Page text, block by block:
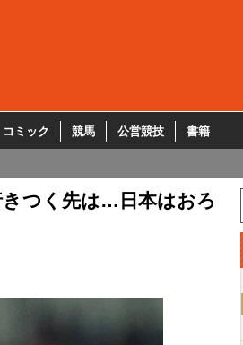
コミック 競馬 公営競技 書籍
つく先は…日本はおろ